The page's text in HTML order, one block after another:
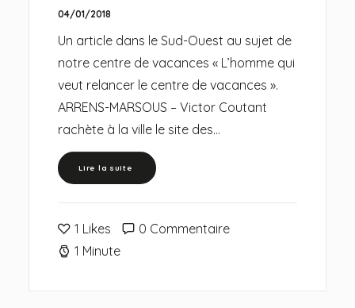
04/01/2018
Un article dans le Sud-Ouest au sujet de
notre centre de vacances « L’homme qui
veut relancer le centre de vacances ».
ARRENS-MARSOUS – Victor Coutant
rachète à la ville le site des…
Lire la suite
1 Likes
0 Commentaire
1 Minute